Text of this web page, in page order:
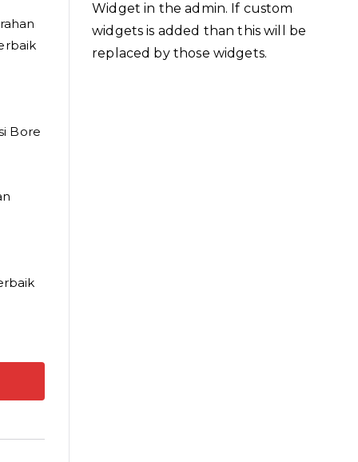
Bore
Widget in the admin. If custom
widgets is added than this will be
replaced by those widgets.